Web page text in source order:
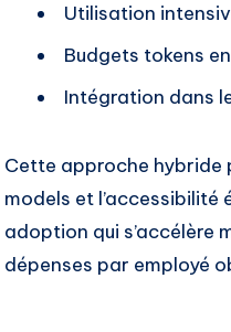
Utilisation
Budgets tokens
Intégration dans
Cette approche hybride
models et
adoption qui s’accélère
dépenses par employé